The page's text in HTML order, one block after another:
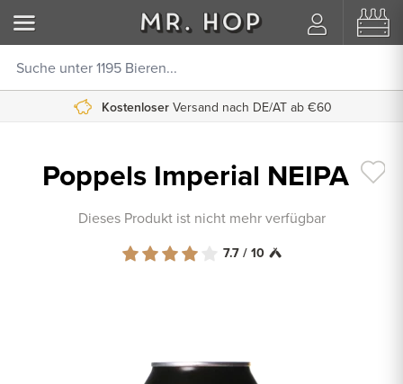
Kostenloser Versand nach DE/AT ab €60
Poppels Imperial NEIPA
Dieses Produkt ist nicht mehr verfügbar
7.7 / 10